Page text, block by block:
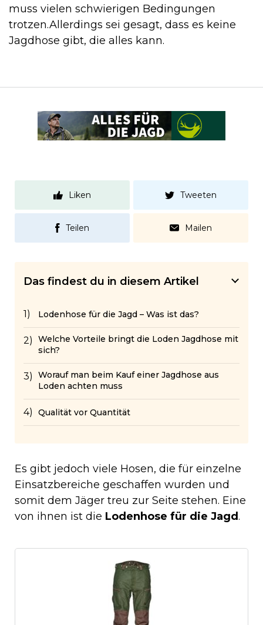
muss vielen schwierigen Bedingungen
trotzen.Allerdings sei gesagt, dass es keine
Jagdhose gibt, die alles kann.
Liken Tweeten
Teilen Mailen
Das findest du in diesem Artikel
Lodenhose für die Jagd – Was ist das?
Welche Vorteile bringt die Loden Jagdhose mit
sich?
Worauf man beim Kauf einer Jagdhose aus
Loden achten muss
Qualität vor Quantität
Es gibt jedoch viele Hosen, die für einzelne
Einsatzbereiche geschaffen wurden und
somit dem Jäger treu zur Seite stehen. Eine
von ihnen ist die Lodenhose für die Jagd.